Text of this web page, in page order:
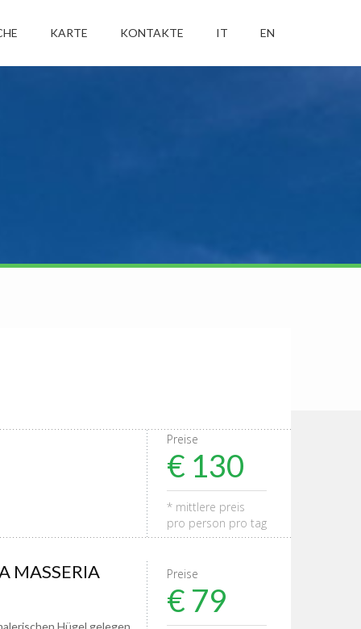
KARTE KONTAKTE IT EN
Preise
€ 130
* mittlere preis
pro person pro tag
MASSERIA
Hügel gelegen,
Preise
€ 79